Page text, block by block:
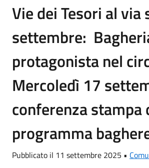
Vie dei Tesori al via
settembre:
protagonista nel
Mercoledì 17
conferenza stampa
programma
Pubblicato il 11 settembre 2025 •